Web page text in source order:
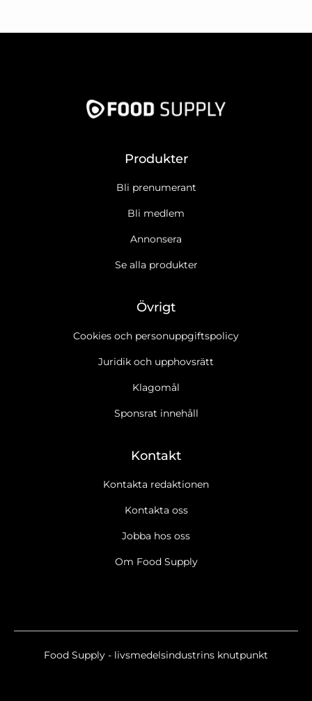
Ja tack, jag vill gärna få Food Supplys nyhetsbrev
Produkter
Bli prenumerant
Bli medlem
Annonsera
Se alla produkter
Övrigt
Cookies och personuppgiftspolicy
Juridik och upphovsrätt
Klagomål
Sponsrat innehåll
Kontakt
Kontakta redaktionen
Kontakta oss
Jobba hos oss
Om Food Supply
Food Supply - livsmedelsindustrins knutpunkt